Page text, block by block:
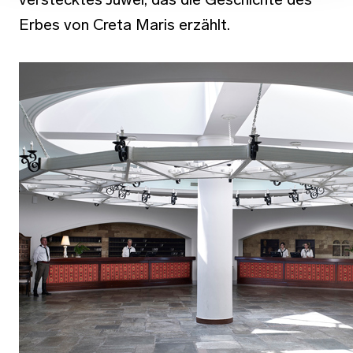
Erbes von Creta Maris erzählt.